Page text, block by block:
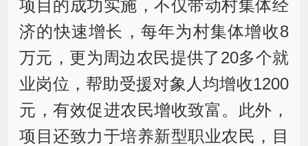
项目的成功实施，不仅带动村集体经
济的快速增长，每年为村集体增收8
万元，更为周边农民提供了20多个就
业岗位，帮助受援对象人均增收1200
元，有效促进农民增收致富。此外，
项目还致力于培养新型职业农民，目